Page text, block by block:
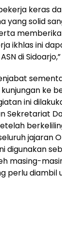
keras
yang solid
ikhlas ini
di
ke
ini
Sekretariat
jajaran
digunakan
masing-
perlu